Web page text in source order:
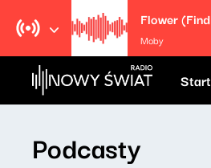
Moby
Start
Podcasty